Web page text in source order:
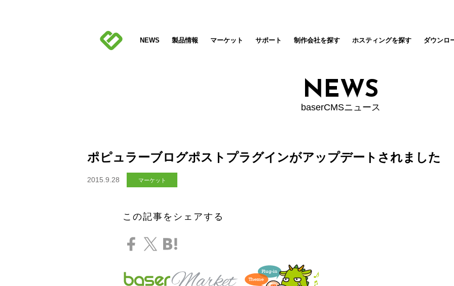
NEWS 製品情報 マーケット サポート 制作会社を探す ホスティングを探す ダウンロ
NEWS
baserCMSニュース
ポピュラーブログポストプラグインがアップデートされました
2015.9.28 マーケット
この記事をシェアする